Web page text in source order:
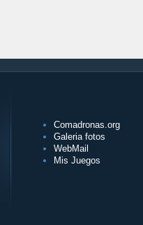
Comadronas.org
Galeria fotos
WebMail
Mis Juegos